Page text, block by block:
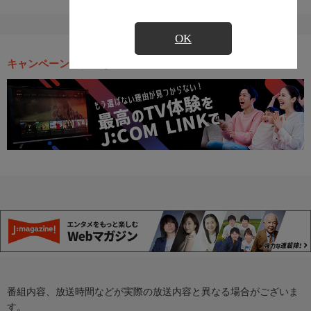
OK
キャンペーン・お得な情報
番組内容、放送時間などが実際の放送内容と異なる場合がございま
す。